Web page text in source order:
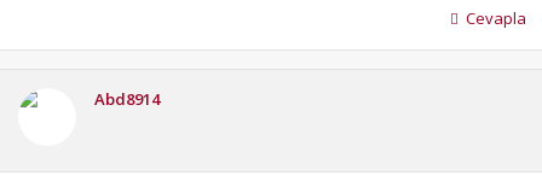
Cevapla
Abd8914